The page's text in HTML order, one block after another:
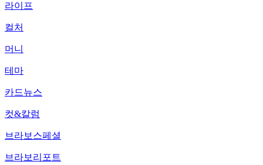
라이프
컬처
머니
테마
카드뉴스
컷&칼럼
브라보스페셜
브라보리포트